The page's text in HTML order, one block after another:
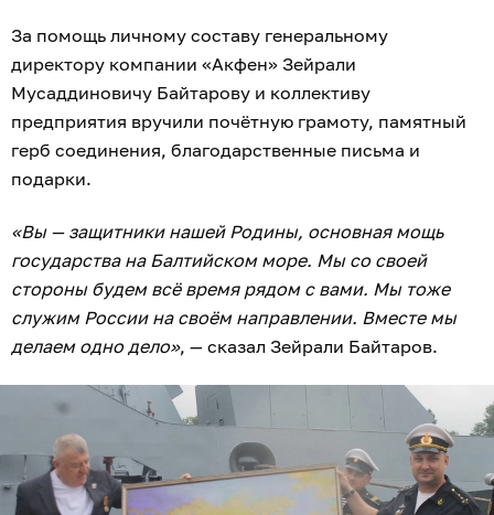
За помощь личному составу генеральному
директору компании «Акфен» Зейрали
Мусаддиновичу Байтарову и коллективу
предприятия вручили почётную грамоту, памятный
герб соединения, благодарственные письма и
подарки.
«Вы — защитники нашей Родины, основная мощь
государства на Балтийском море. Мы со своей
стороны будем всё время рядом с вами. Мы тоже
служим России на своём направлении. Вместе мы
делаем одно дело», — сказал Зейрали Байтаров.